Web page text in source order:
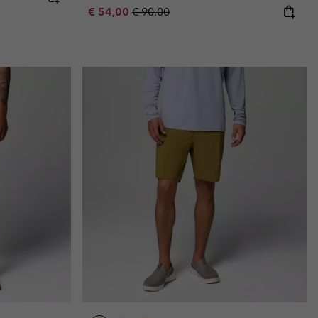
Sale price:
€ 54,00 Regular price:
€ 90,00